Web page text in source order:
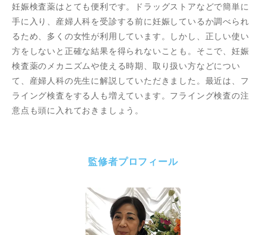
妊娠検査薬はとても便利です。ドラッグストアなどで簡単に
手に入り、産婦人科を受診する前に妊娠しているか調べられ
るため、多くの女性が利用しています。しかし、正しい使い
方をしないと正確な結果を得られないことも。そこで、妊娠
検査薬のメカニズムや使える時期、取り扱い方などについ
て、産婦人科の先生に解説していただきました。最近は、フ
ライング検査をする人も増えています。フライング検査の注
意点も頭に入れておきましょう。
監修者プロフィール